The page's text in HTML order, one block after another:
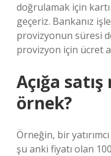
doğrulamak için
geçeriz. Bankanız
provizyonun süresi
provizyon için ücret
Açığa satış
örnek?
Örneğin, bir
şu anki fiyatı olan